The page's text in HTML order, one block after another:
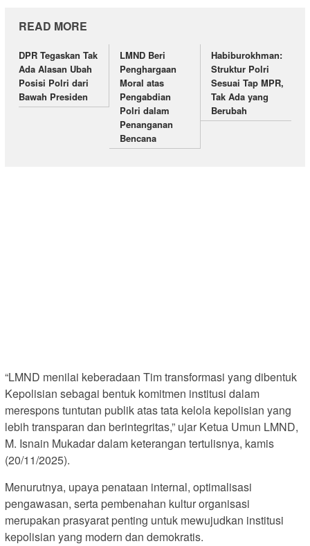
READ MORE
DPR Tegaskan Tak
Ada Alasan Ubah
Posisi Polri dari
Bawah Presiden
LMND Beri
Penghargaan
Moral atas
Pengabdian
Polri dalam
Penanganan
Bencana
Habiburokhman:
Struktur Polri
Sesuai Tap MPR,
Tak Ada yang
Berubah
“LMND menilai keberadaan Tim transformasi yang dibentuk
Kepolisian sebagai bentuk komitmen institusi dalam
merespons tuntutan publik atas tata kelola kepolisian yang
lebih transparan dan berintegritas,” ujar Ketua Umun LMND,
M. Isnain Mukadar dalam keterangan tertulisnya, kamis
(20/11/2025).
Menurutnya, upaya penataan internal, optimalisasi
pengawasan, serta pembenahan kultur organisasi
merupakan prasyarat penting untuk mewujudkan institusi
kepolisian yang modern dan demokratis.